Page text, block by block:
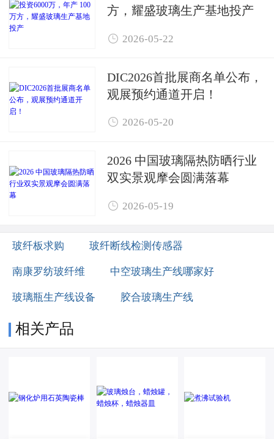
方，耀盛玻璃生产基地投产
 2026-05-22
DIC2026首批展商名单公布，
观展预约通道开启！
 2026-05-20
2026 中国玻璃隔热防晒行业
双实景观摩会圆满落幕
 2026-05-19
玻纤板求购 玻纤断线检测传感器
南康罗纺玻纤维 中空玻璃生产线哪家好
玻璃瓶生产线设备 胶合玻璃生产线
相关产品